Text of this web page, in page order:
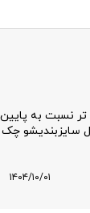
تر نسبت به
سایزبندیشو
۱۴۰۴/۱۰/۰۱